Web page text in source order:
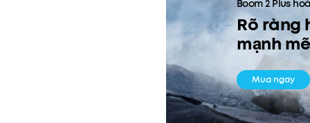
Boom 2 Plus
Rõ ràng
mạnh
Mua ngay